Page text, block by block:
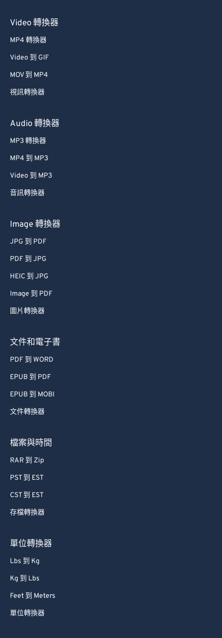
Video 轉換器
MP4 轉換器
Video 到 GIF
MOV 到 MP4
視訊轉換器
Audio 轉換器
MP3 轉換器
MP4 到 MP3
Video 到 MP3
音訊轉換器
Image 轉換器
JPG 到 PDF
PDF 到 JPG
HEIC 到 JPG
Image 到 PDF
圖片轉換器
文件和電子書
PDF 到 WORD
EPUB 到 PDF
EPUB 到 MOBI
文件轉換器
檔案與時間
RAR 到 Zip
PST 到 EST
CST 到 EST
存檔轉換器
單位轉換器
Lbs 到 Kg
Kg 到 Lbs
Feet 到 Meters
單位轉換器